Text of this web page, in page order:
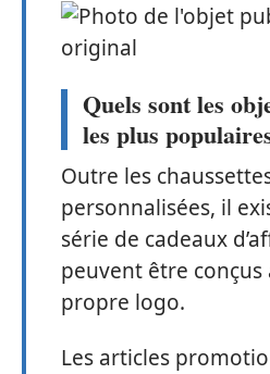
Quels sont les
les plus
Outre les
personnalisées, il
série de cadeaux
peuvent être conçus
propre logo.
Les articles